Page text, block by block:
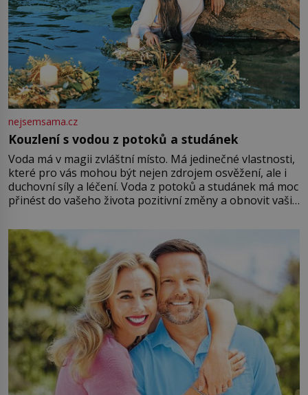
nejsemsama.cz
Kouzlení s vodou z potoků a studánek
Voda má v magii zvláštní místo. Má jedinečné vlastnosti,
které pro vás mohou být nejen zdrojem osvěžení, ale i
duchovní síly a léčení. Voda z potoků a studánek má moc
přinést do vašeho života pozitivní změny a obnovit vaši
můžete obohatit své rituály a přinést do svého života
větší harmonii a klid. Je důležité